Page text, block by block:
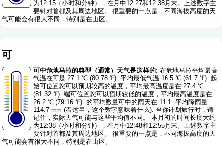
为12:15（小时和分钟），在月中12:27和12:38月末。上述数字主
要针对首都及其周边地区。 很重要的一点是，不同海拔高度的天
气可能会有很大不同，特别是在山区。
可
可中危地马拉的典型（通常）天气是这样的: 在危地马拉平均最高
气温在可是 27.1 ℃ (80.78 ℉). 平均最低气温 16.5 ℃ (61.7 ℉). 起
始可位置您可以预期较高的温度，平均最高温度是在 27.4 ℃
(81.32 ℉). 端可位置您可以预期较低的温度，平均最高温度是在
26.2 ℃ (79.16 ℉). 的平均数量可中的雨天在 11.1. 平均降雨量
114.7 mm (看这里，这个数字意味着什么). 当你计划旅行时，请
记住，实际天气可能与这些平均值不同。 本月初的时间长度大约
为12:38（小时和分钟），在月中12:48和12:55月末。上述数字主
要针对首都及其周边地区。 很重要的一点是，不同海拔高度的天
气可能会有很大不同，特别是在山区。